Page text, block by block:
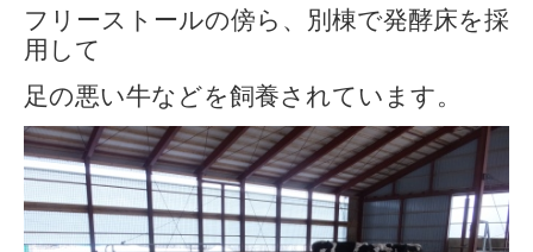
フリーストールの傍ら、別棟で発酵床を採
用して
足の悪い牛などを飼養されています。